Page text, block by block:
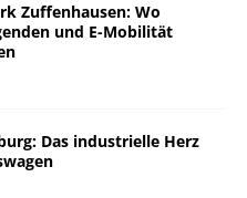
Zuffenhausen: Wo
und E-Mobilität
Das industrielle Herz